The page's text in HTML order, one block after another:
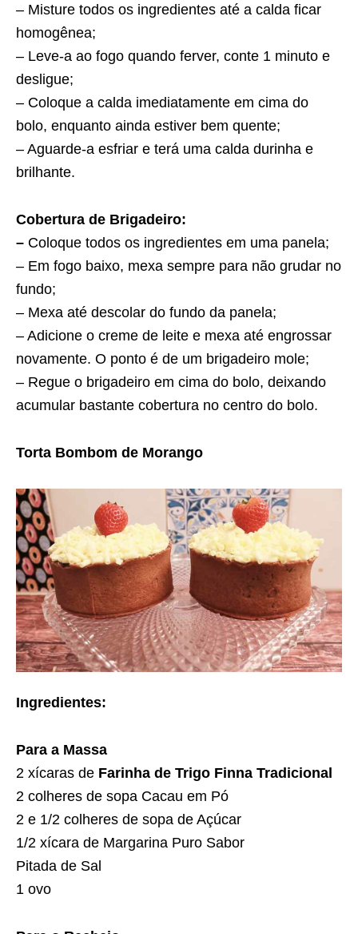
– Misture todos os ingredientes até a calda ficar
homogênea;
– Leve-a ao fogo quando ferver, conte 1 minuto e
desligue;
– Coloque a calda imediatamente em cima do
bolo, enquanto ainda estiver bem quente;
– Aguarde-a esfriar e terá uma calda durinha e
brilhante.
Cobertura de Brigadeiro:
– Coloque todos os ingredientes em uma panela;
– Em fogo baixo, mexa sempre para não grudar no
fundo;
– Mexa até descolar do fundo da panela;
– Adicione o creme de leite e mexa até engrossar
novamente. O ponto é de um brigadeiro mole;
– Regue o brigadeiro em cima do bolo, deixando
acumular bastante cobertura no centro do bolo.
Torta Bombom de Morango
Ingredientes:
Para a Massa
2 xícaras de Farinha de Trigo Finna Tradicional
2 colheres de sopa Cacau em Pó
2 e 1/2 colheres de sopa de Açúcar
1/2 xícara de Margarina Puro Sabor
Pitada de Sal
1 ovo